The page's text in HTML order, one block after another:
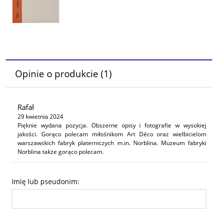
Opinie o produkcie (1)
Rafał
29 kwietnia 2024
Pięknie wydana pozycja. Obszerne opisy i fotografie w wysokiej
jakości. Gorąco polecam miłośnikom Art Déco oraz wielbicielom
warszawskich fabryk platerniczych m.in. Norblina. Muzeum fabryki
Norblina także gorąco polecam.
Imię lub pseudonim: